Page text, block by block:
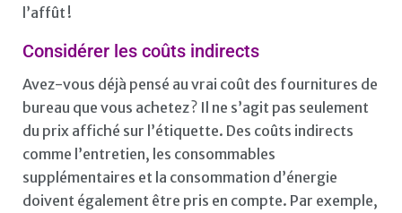
l’affût !
Considérer les coûts indirects
Avez-vous déjà pensé au vrai coût des fournitures de
bureau que vous achetez ? Il ne s’agit pas seulement
du prix affiché sur l’étiquette. Des coûts indirects
comme l’entretien, les consommables
supplémentaires et la consommation d’énergie
doivent également être pris en compte. Par exemple,